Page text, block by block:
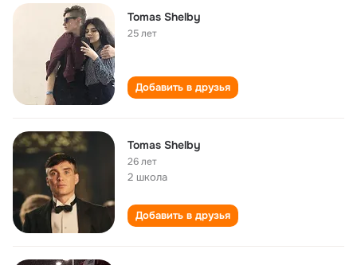
Tomas Shelby
25 лет
Добавить в друзья
Tomas Shelby
26 лет
2 школа
Добавить в друзья